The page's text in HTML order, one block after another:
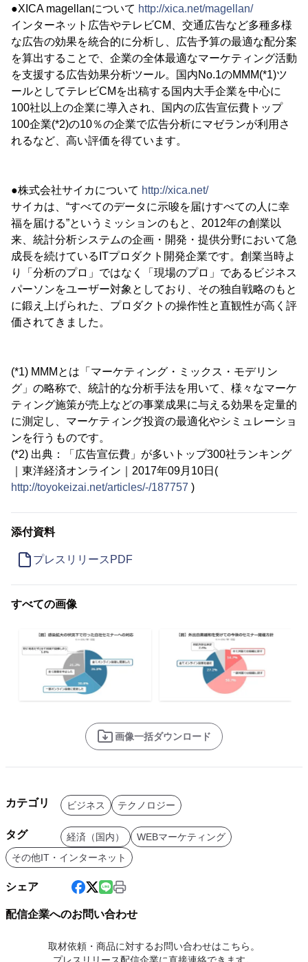
●XICA magellanについて http://xica.net/magellan/
インターネット広告やテレビCM、交通広告など多種多様
な広告の効果を統合的に分析し、広告予算の最適な配分案
を算出することで、企業の全体最適なマーケティング活動
を支援する広告効果分析ツール。国内No.1のMMM(*1)ツ
ールとしてテレビCMを出稿する国内大手企業を中心に
100社以上の企業に導入され、国内の広告宣伝費トップ
100企業(*2)の10％の企業で広告分析にマゼランが利用さ
れるなど、高い評価を得ています。
●株式会社サイカについて http://xica.net/
サイカは、“すべてのデータに示唆を届けすべての人に幸
福を届ける”というミッションのもと、2012年の創業以
来、統計分析システムの企画・開発・提供分野において急
成長を続けているITプロダクト開発企業です。創業当時よ
り「分析のプロ」ではなく「現場のプロ」であるビジネス
パーソンをユーザー対象としており、その独自戦略のもと
に鍛え上げられた、プロダクトの操作性と直観性が高く評
価されてきました。
(*1) MMMとは「マーケティング・ミックス・モデリン
グ」の略称で、統計的な分析手法を用いて、様々なマーケ
ティング施策が売上などの事業成果に与える効果を定量的
に測定し、マーケティング投資の最適化やシミュレーショ
ンを行うものです。
(*2) 出典：「広告宣伝費」が多いトップ300社ランキング
｜東洋経済オンライン｜2017年09月10日(
http://toyokeizai.net/articles/-/187757 )
添付資料
プレスリリースPDF
すべての画像
画像一括ダウンロード
カテゴリ ビジネス テクノロジー
タグ 経済（国内）
WEBマーケティング
その他IT・インターネット
シェア
配信企業へのお問い合わせ
取材依頼・商品に対するお問い合わせはこちら。